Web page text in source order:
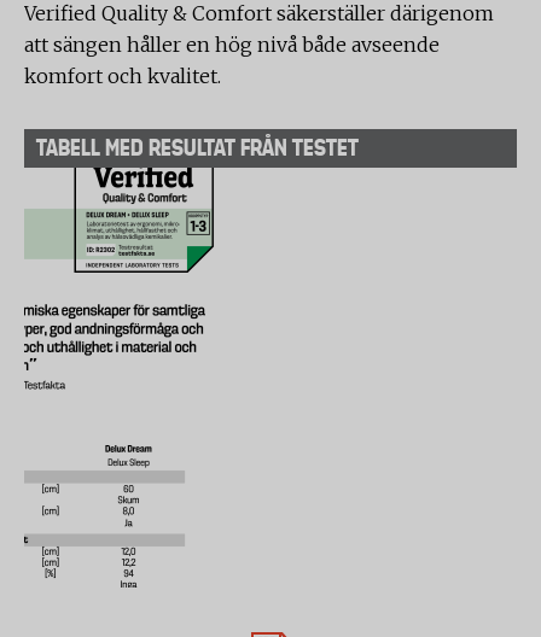
Verified Quality & Comfort säkerställer därigenom
att sängen håller en hög nivå både avseende
komfort och kvalitet.
TABELL MED RESULTAT FRÅN TESTET